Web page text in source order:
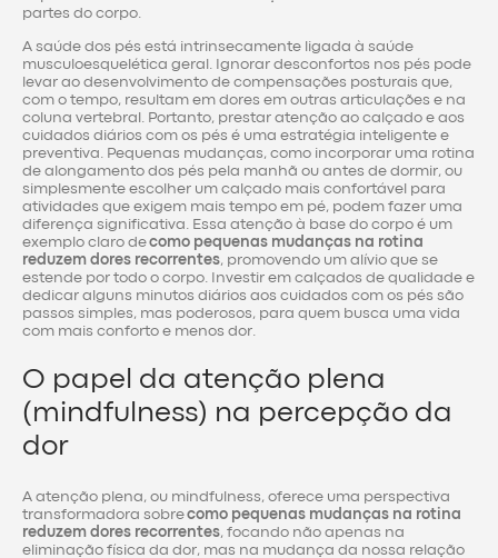
partes do corpo.
A saúde dos pés está intrinsecamente ligada à saúde
musculoesquelética geral. Ignorar desconfortos nos pés pode
levar ao desenvolvimento de compensações posturais que,
com o tempo, resultam em dores em outras articulações e na
coluna vertebral. Portanto, prestar atenção ao calçado e aos
cuidados diários com os pés é uma estratégia inteligente e
preventiva. Pequenas mudanças, como incorporar uma rotina
de alongamento dos pés pela manhã ou antes de dormir, ou
simplesmente escolher um calçado mais confortável para
atividades que exigem mais tempo em pé, podem fazer uma
diferença significativa. Essa atenção à base do corpo é um
exemplo claro decomo pequenas mudanças na rotina
reduzem dores recorrentes, promovendo um alívio que se
estende por todo o corpo. Investir em calçados de qualidade e
dedicar alguns minutos diários aos cuidados com os pés são
passos simples, mas poderosos, para quem busca uma vida
com mais conforto e menos dor.
O papel da atenção plena
(mindfulness) na percepção da
dor
A atenção plena, ou mindfulness, oferece uma perspectiva
transformadora sobrecomo pequenas mudanças na rotina
reduzem dores recorrentes, focando não apenas na
eliminação física da dor, mas na mudança da nossa relação